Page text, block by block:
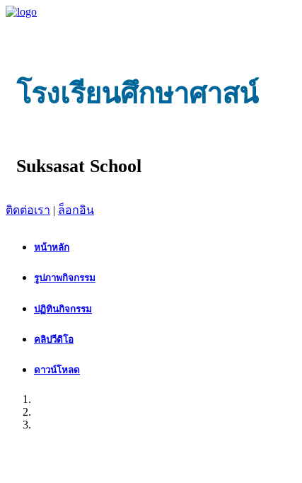
โรงเรียนศึกษาศาสน์
Suksasat School
ติดต่อเรา | ล็อกอิน
หน้าหลัก
รูปภาพกิจกรรม
ปฏิทินกิจกรรม
คลิปวีดิโอ
ดาวน์โหลด